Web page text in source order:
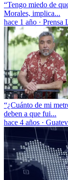
“Tengo miedo de
Morales, implica...
hace 1 año · Prensa
“¿Cuánto de mi
deben a que fui...
hace 4 años ·